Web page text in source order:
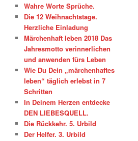
Wahre Worte Sprüche.
Die 12 Weihnachtstage.
Herzliche Einladung
Märchenhaft leben 2018 Das
Jahresmotto verinnerlichen
und anwenden fürs Leben
Wie Du Dein „märchenhaftes
leben“ täglich erlebst in 7
Schritten
In Deinem Herzen entdecke
DEN LIEBESQUELL.
Die Rückkehr. 5. Urbild
Der Helfer. 3. Urbild